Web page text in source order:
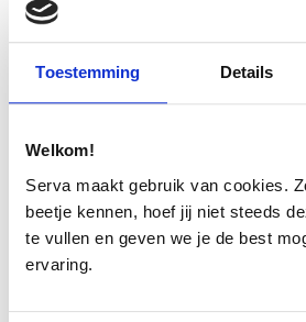
Toestemming Details
Welkom!
Serva maakt gebruik van cookies.
beetje kennen, hoef jij niet steeds
te vullen en geven we je de best
ervaring.
| Pure electric |
19″ 5-spaaks